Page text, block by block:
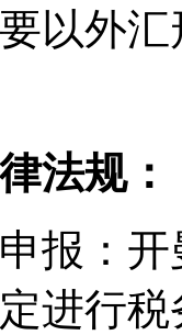
以外
规：
：开
进行